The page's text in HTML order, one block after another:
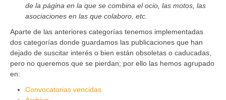
de la página en la que se combina el ocio, las motos, las
asociaciones en las que colaboro, etc.
Aparte de las anteriores categorías tenemos implementadas
dos categorías donde guardamos las publicaciones que han
dejado de suscitar interés o bien están obsoletas o caducadas,
pero no queremos que se pierdan; por ello las hemos agrupado
en:
Convocatorias vencidas